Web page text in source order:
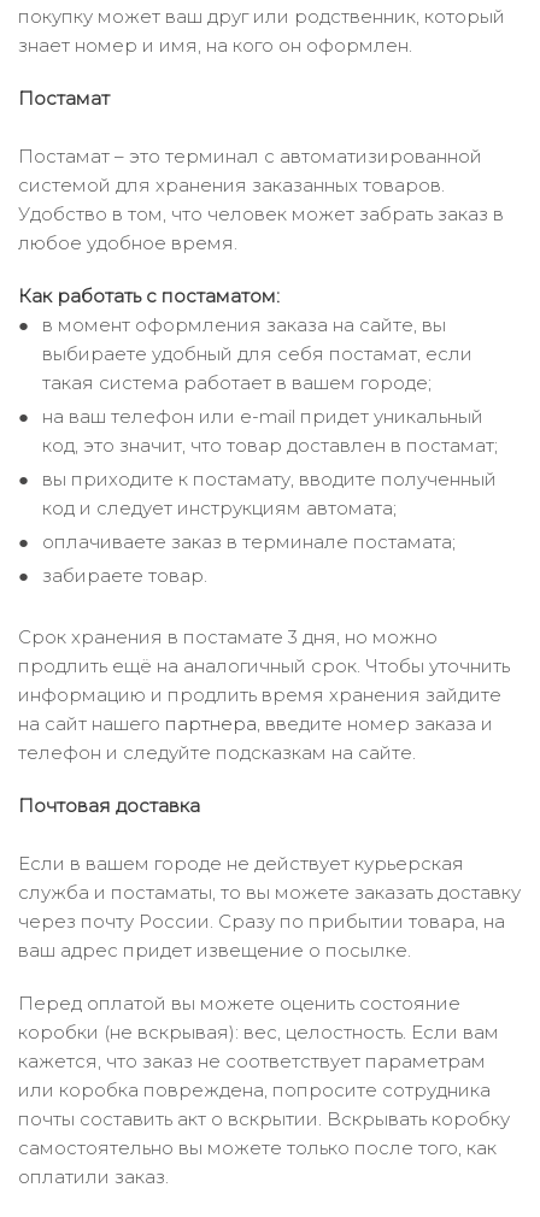
покупку может ваш друг или родственник, который
знает номер и имя, на кого он оформлен.
Постамат
Постамат – это терминал с автоматизированной
системой для хранения заказанных товаров.
Удобство в том, что человек может забрать заказ в
любое удобное время.
Как работать с постаматом:
в момент оформления заказа на сайте, вы
выбираете удобный для себя постамат, если
такая система работает в вашем городе;
на ваш телефон или e-mail придет уникальный
код, это значит, что товар доставлен в постамат;
вы приходите к постамату, вводите полученный
код и следует инструкциям автомата;
оплачиваете заказ в терминале постамата;
забираете товар.
Срок хранения в постамате 3 дня, но можно
продлить ещё на аналогичный срок. Чтобы уточнить
информацию и продлить время хранения зайдите
на сайт нашего партнера, введите номер заказа и
телефон и следуйте подсказкам на сайте.
Почтовая доставка
Если в вашем городе не действует курьерская
служба и постаматы, то вы можете заказать доставку
через почту России. Сразу по прибытии товара, на
ваш адрес придет извещение о посылке.
Перед оплатой вы можете оценить состояние
коробки (не вскрывая): вес, целостность. Если вам
кажется, что заказ не соответствует параметрам
или коробка повреждена, попросите сотрудника
почты составить акт о вскрытии. Вскрывать коробку
самостоятельно вы можете только после того, как
оплатили заказ.